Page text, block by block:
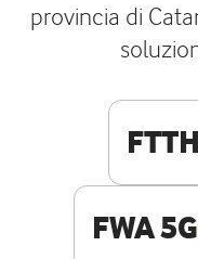
provincia di
FTTH
FWA 5G